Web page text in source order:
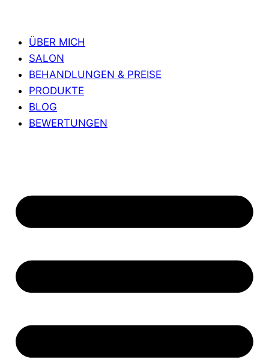
ÜBER MICH
SALON
BEHANDLUNGEN & PREISE
PRODUKTE
BLOG
BEWERTUNGEN